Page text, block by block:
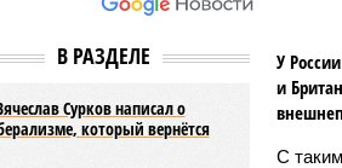
В РАЗДЕЛЕ
Сурков написал о
который вернётся
У
и
С